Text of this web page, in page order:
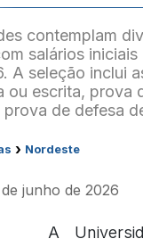
contemplam
salários
A seleção inclui
ou escrita, prova
de defesa
› Nordeste
junho de 2026
A